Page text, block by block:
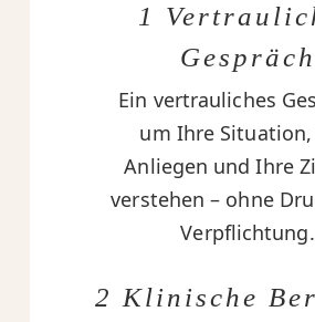
1
Gespräch
Ein vertrauliches
um Ihre
Anliegen und Ihre
verstehen – ohne
Verpflichtung.
2 Klinische